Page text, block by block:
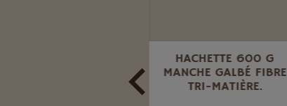
HACHETTE 600 G
MANCHE GALBÉ FIBRE
TRI-MATIÈRE.